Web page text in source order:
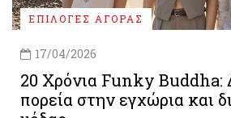
ΕΠΙΛΟΓΕΣ ΑΓΟΡΑΣ
17/04/2026
20 Χρόνια Funky Buddha:
πορεία στην εγχώρια και